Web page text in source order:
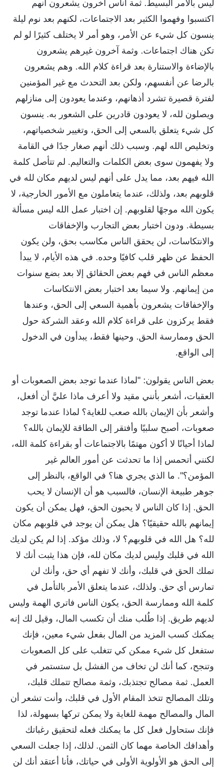
ليس بالأمر البسيط. ثمة أناس آخرون يشعرون أنهم
اكتسبوا وفهموا الكثير بعد الاجتماعات، لكنهم بعد نوم ليلة
ينسون كل شيء عن الأمر، وهو أمر لا يختلف كثيرًا لو لم
تكن هناك اجتماعات. وثمة آخرون غيرهم يشعرون
بالإضاءة والاستنارة بعد قراءة كلام الله. وهم يشعرون
بالرضا عن أنفسهم، ولكن بعد التحدث مع غير المؤمنين
لفترة قصيرة تشرد أذهانهم، وعندما يعودون إلى منازلهم
ويصلون لله، لا يعودون قادرين على الشعور به. ينسون
كل شيء يتعلق بالسعي إلى الحق، وتغيير شخصياتهم،
وتخليص الله لهم. وسبب ذلك أنهم صغار جدًا في القامة
ولا يفهمون سوى بعض الكلمات والتعاليم. لم تتأصل كلمة
الله فيهم بعد، مما يدل على أنهم ليس لديهم مكان لله في
قلوبهم بعد، ولذلك، عندما يتعاملون مع الأمور الخارجية، لا
يكون الله موجهًا لقلوبهم. إن اختبار عمل الله ليس مسألة
بسيطة. ودون اختبار بعض التجارب والإخفاقات
والانتكاسات، لن يحقق الناس مكاسب بحق، ولن يكون
الحفظ عن ظهر قلب كافيًا وحده. في هذه الأيام، لا يبدأ
معظم الناس في فهم بعض الحقائق إلا بعد بضع سنوات
من إيمانهم. ولا سيما بعد اختبار بعض الانتكاسات
والإخفاقات يشعرون بأهمية السعي إلى الحق، وعندها
فقط يركزون على قراءة كلام الله وعقد الشركة حول
الحق وممارسة الحق. وحينها فقط، يبدأون في الدخول
إلى الواقع.
بعض الناس يقولون: "لماذا عندما توجد بعض الصعوبات أو
العقبات، أشعر بأنني مقيد ولا أعرف ماذا عليَّ أن أفعل،
وأشعر بأن الإيمان بالله صعب للغاية؟ لماذا عندما توجد
صعوبات، أصبح سلبيًا وأفتقر إلى الطاقة للإيمان بالله؟
لماذا أحيانًا لا أكون مهتمًا بالاجتماعات أو بقراءة كلمة الله،
لكنني أتحمس إذا ما تحدثت عن أمور العالم غير
المؤمن؟". ما الذي يجري هنا؟ في الواقع، بالنظر إلى
جوهر طبيعة الإنسان، فالسبب هو أن الإنسان لا يحب
الحق. إذا كان الناس لا يحبون الحق، فهل يمكن أن يكون
إيمانهم بالله حقيقيًا؟ هل يمكن أن يوجد في قلوبهم مكان
لله؟ هل الله في قلوبهم؟ لا، وذلك مؤكد. إذا لم يكن لديك
الله في قلبك وليس لديك مكان لله، فإن هذا يثبت أنك لا
تملك الحق في قلبك، وأنك لا تفهم أي حق، وأنك لن
تمارس أي حق. ولذلك، عندما يتعلق الأمر بالتأمل في
كلمة الله وممارسة الحق، يكون الناس فاتري الهمة وليس
لديهم طريق. إذا طُلب منك أن تكسب المال، وقيل لك إنه
يمكنك كسب المزيد من المال بفعل شيء معين، فإنك
ستفعل كل شيء ممكن كي تتغلب على كل الصعوبات
وتنجح، كما أنك لن تخاف من الفشل بل ستستمر في
العمل. ثمة مصالح تجتذبك، وثمة مصالح تتملك قلبك،
وتلك المصالح تتخذ المقام الأول في قلبك، وأنت تشعر أن
المال والمصالح مهمة للغاية ولا يمكن تركها بسهولة، لذا
فإنك ستحاول فعل كل ما يمكنك فعله لتحقيق رغباتك
وأهدافك الخاصة مهما كان الثمن. لذلك، إذا جعلت السعي
إلى الحق هو الأولوية الأولى في حياتك، فأنا أعتقد أنك لن